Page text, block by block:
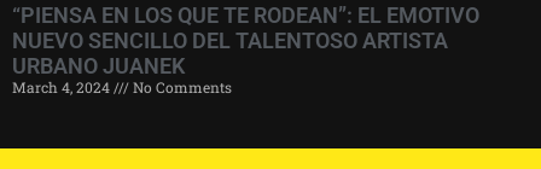
“PIENSA EN LOS QUE TE RODEAN”: EL EMOTIVO
NUEVO SENCILLO DEL TALENTOSO ARTISTA
URBANO JUANEK
March 4, 2024 No Comments